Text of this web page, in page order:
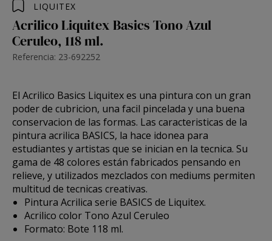
LIQUITEX
Acrilico Liquitex Basics Tono Azul
Ceruleo, 118 ml.
Referencia: 23-692252
El Acrilico Basics Liquitexes una pintura con un gran
poder de cubricion, una facil pincelada y una buena
conservacion de las formas. Las caracteristicas de la
pintura acrilica BASICS, la hace idonea para
estudiantes y artistas que se inician en la tecnica. Su
gama de 48 colores están fabricados pensando en
relieve, y utilizados mezclados con mediums permiten
multitud de tecnicas creativas.
Pintura Acrilica serie BASICS de Liquitex.
Acrilico color Tono Azul Ceruleo
Formato: Bote 118 ml.